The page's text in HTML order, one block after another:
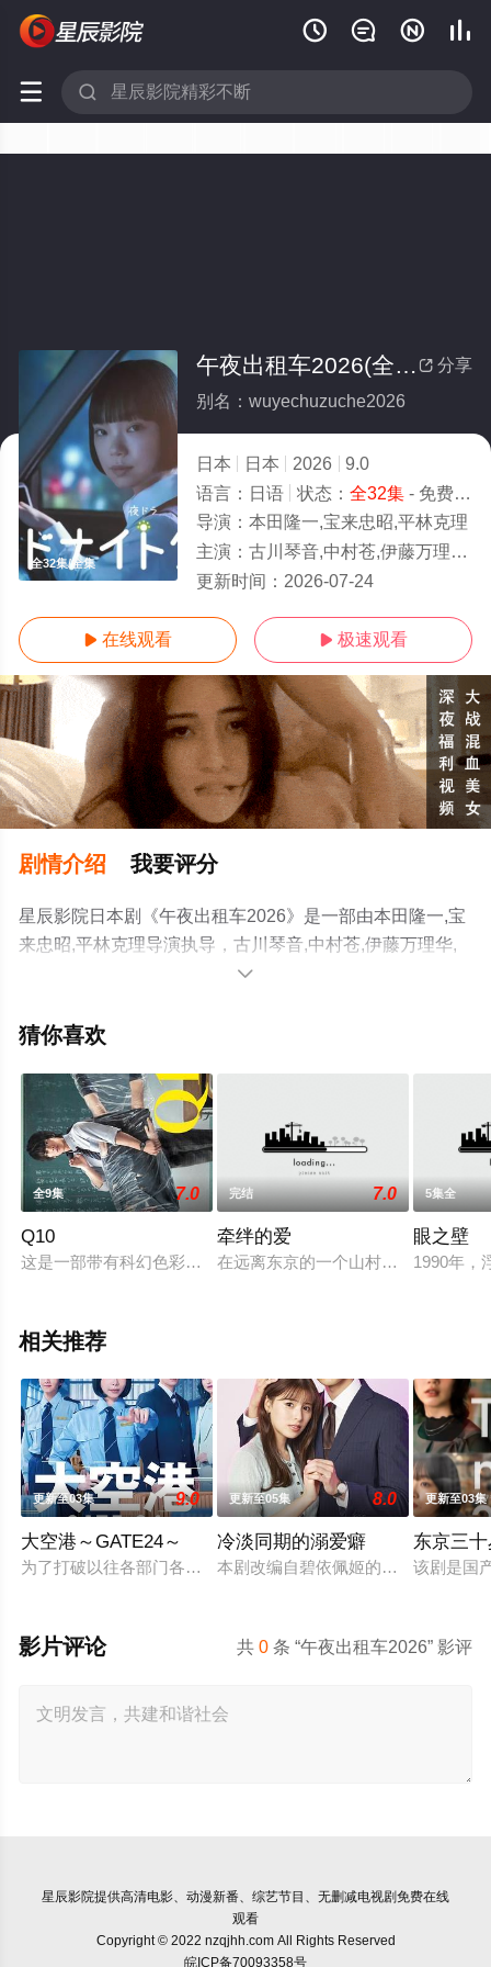
   
 
全32集/全集
 分享
午夜出租车2026(全集)
别名：wuyechuzuche2026
日本 日本 2026
9.0
语言： 日语 状态： 全32集- 免费在线观看
导演： 本田隆一,宝来忠昭,平林克理
主演： 古川琴音,中村苍,伊藤万理华,小林桃子,和久井映见,竹中直人
更新时间： 2026-07-24
 在线观看  极速观看
剧情介绍 我要评分
星辰影院日本剧《午夜出租车2026》是一部由本田隆一,宝
来忠昭,平林克理导演执导，古川琴音,中村苍,伊藤万理华,
小林桃子,和久井映见,竹中直人等演员精彩演绎的日本电视
删减完整版电视剧全集就上星辰电影网，热播电视剧提前
剧情网等平台了解。

猜你喜欢
全9集 7.0
Q10
这是一部带有科幻色彩的青春校园剧。“弹奏人类的牙齿时，会
完结 7.0
牵绊的爱
在远离东京的一个山村住着平凡的真
5集全
眼之壁
1990年，
相关推荐
更新至03集 9.0
大空港～GATE24～
为了打破以往各部门各自为政的死板规矩，内阁官房直属成立
更新至05集 8.0
冷淡同期的溺爱癖
本剧改编自碧依佩姬的同名漫画，是
更新至03集
东京三
该剧是国
共0 条 “午夜出租车2026” 影评
影片评论
星辰影院提供高清电影、动漫新番、综艺节目、无删减电视剧免费在线
观看
Copyright © 2022 nzqjhh.com All Rights Reserved
皖ICP备70093358号